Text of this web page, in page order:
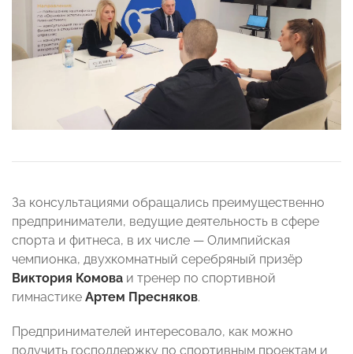
За консультациями обращались преимущественно
предприниматели, ведущие деятельность в сфере
спорта и фитнеса, в их числе — Олимпийская
чемпионка, двухкомнатный серебряный призёр
Виктория Комова и тренер по спортивной
гимнастике Артем Пресняков.
Предпринимателей интересовало, как можно
получить господдержку по спортивным проектам и